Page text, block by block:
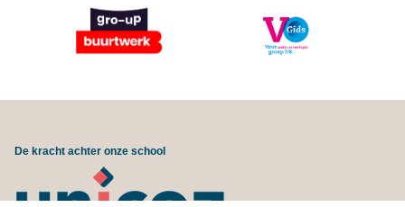
De kracht achter onze school